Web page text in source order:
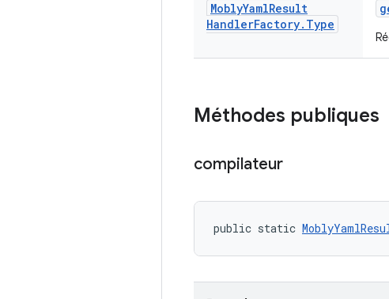
MoblyYamlResult
HandlerFactory. Type
Méthodes publiques
compilateur
public static